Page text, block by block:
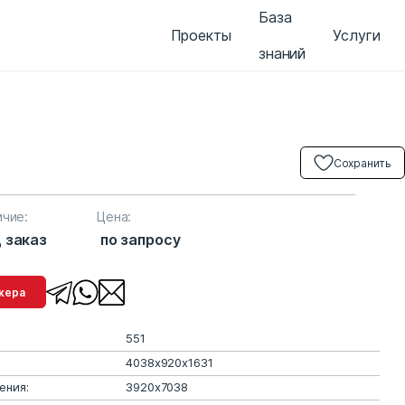
Проекты
База
знаний
Услуги
Цена:
по запросу
Сохранить
551
4038х920х1631
3920х7038